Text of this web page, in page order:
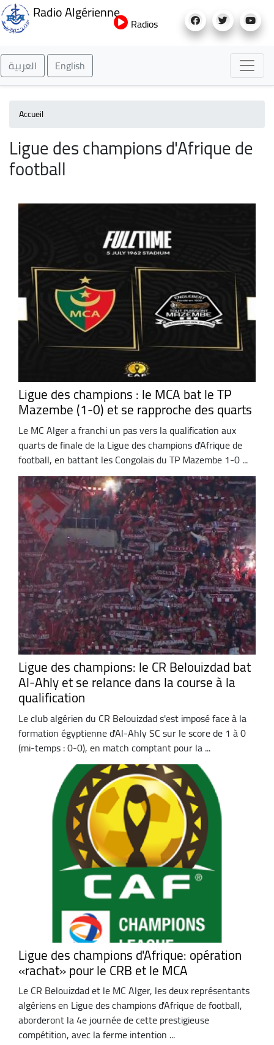
au
Radio Algérienne
Radios
العربية English
Accueil
Ligue des champions d'Afrique de
football
Ligue des champions : le MCA bat le TP
Mazembe (1-0) et se rapproche des quarts
Le MC Alger a franchi un pas vers la qualification aux
quarts de finale de la Ligue des champions d'Afrique de
football, en battant les Congolais du TP Mazembe 1-0 ...
Ligue des champions: le CR Belouizdad bat
Al-Ahly et se relance dans la course à la
qualification
Le club algérien du CR Belouizdad s'est imposé face à la
formation égyptienne d'Al-Ahly SC sur le score de 1 à 0
(mi-temps : 0-0), en match comptant pour la ...
Ligue des champions d'Afrique: opération
«rachat» pour le CRB et le MCA
Le CR Belouizdad et le MC Alger, les deux représentants
algériens en Ligue des champions d'Afrique de football,
aborderont la 4e journée de cette prestigieuse
compétition, avec la ferme intention ...